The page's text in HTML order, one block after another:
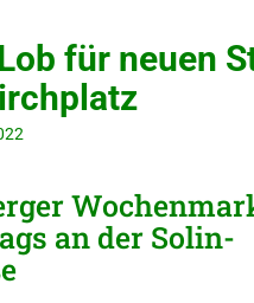
für neuen
an der Solin­